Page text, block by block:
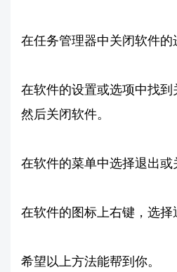
在任务管理器中关闭软件的
在软件的设置或选项中找到
然后关闭软件。
在软件的菜单中选择退出或
在软件的图标上右键，选择
希望以上方法能帮到你。